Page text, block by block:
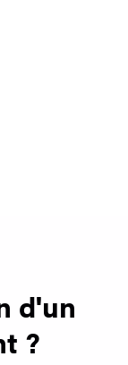
d'un
?